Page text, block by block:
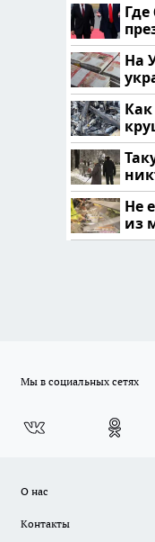
Где
На
Не
из
Мы в социальных сетях
О нас
Контакты